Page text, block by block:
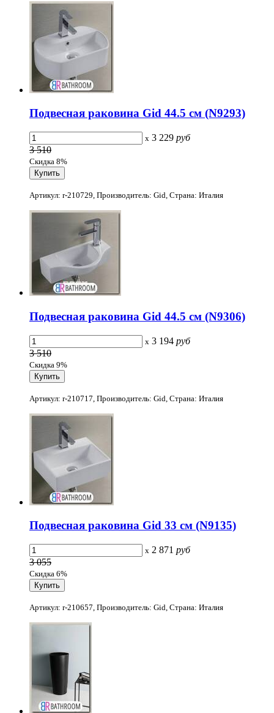
Подвесная раковина Gid 44.5 см (N9293)
x 3 229 руб
3 510
Скидка 8%
Артикул: r-210729, Производитель: Gid, Страна: Италия
Подвесная раковина Gid 44.5 см (N9306)
x 3 194 руб
3 510
Скидка 9%
Артикул: r-210717, Производитель: Gid, Страна: Италия
Подвесная раковина Gid 33 см (N9135)
x 2 871 руб
3 055
Скидка 6%
Артикул: r-210657, Производитель: Gid, Страна: Италия